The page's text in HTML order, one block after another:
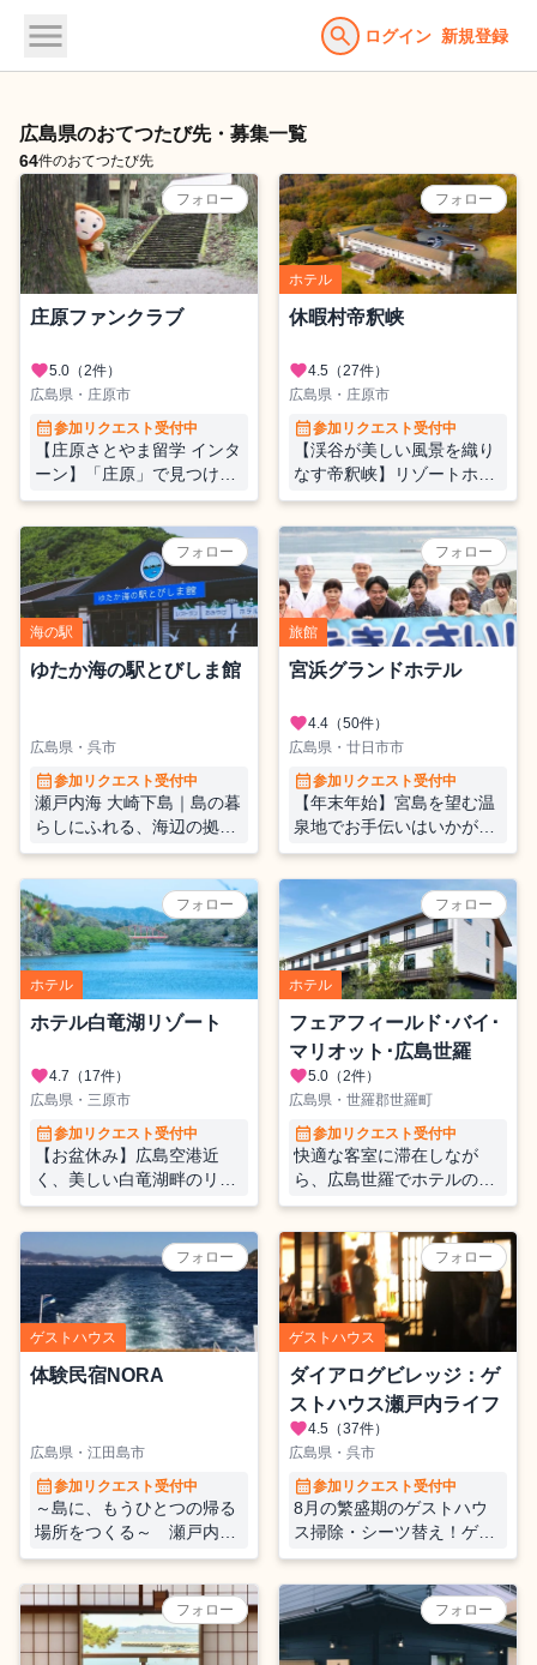
menu search ログイン 新規登録
広島県のおてつたび先・募集一覧
64件のおてつたび先
フォロー
庄原ファンクラブ
favorite5.0 （2件）
広島県・庄原市
calendar_month参加リクエスト受付中
【庄原さとやま留学 インタ
ーン】「庄原」で見つけ、
ひろげよう！あなたの可能
性 ～自分の未来を耕す！庄
原 農業体験～
フォロー
ホテル
休暇村帝釈峡
favorite4.5 （27件）
広島県・庄原市
calendar_month参加リクエスト受付中
【渓谷が美しい風景を織り
なす帝釈峡】リゾートホテ
ル内レストランのホールス
タッフ募集♪
フォロー
海の駅
ゆたか海の駅とびしま館
広島県・呉市
calendar_month参加リクエスト受付中
瀬戸内海 大崎下島｜島の暮
らしにふれる、海辺の拠点
「ゆたか海の駅とびしま
館」で、施設運営全般のお
てつたび 🏝️
フォロー
旅館
宮浜グランドホテル
favorite4.4 （50件）
広島県・廿日市市
calendar_month参加リクエスト受付中
【年末年始】宮島を望む温
泉地でお手伝いはいかがで
しょうか？（調理補助・料
理盛り付けなど）
フォロー
ホテル
ホテル白竜湖リゾート
favorite4.7 （17件）
広島県・三原市
calendar_month参加リクエスト受付中
【お盆休み】広島空港近
く、美しい白竜湖畔のリゾ
ートホテルでのおてつた
び。大浴場に入れます。
フォロー
ホテル
フェアフィールド･バイ･
マリオット･広島世羅
favorite5.0 （2件）
広島県・世羅郡世羅町
calendar_month参加リクエスト受付中
快適な客室に滞在しなが
ら、広島世羅でホテルの清
掃のおてつたび。『Trip
Base 道の駅プロジェク
ト』旅をきっかけとした、
地域活性化の拠点づくりを
支えてみませんか。
フォロー
ゲストハウス
体験民宿NORA
広島県・江田島市
calendar_month参加リクエスト受付中
～島に、もうひとつの帰る
場所をつくる～ 瀬戸内の
離島・江田島で地域とつな
がるおてつたび
フォロー
ゲストハウス
ダイアログビレッジ：ゲ
ストハウス瀬戸内ライフ
favorite4.5 （37件）
広島県・呉市
calendar_month参加リクエスト受付中
8月の繁盛期のゲストハウ
ス掃除・シーツ替え！ゲス
トハウス内での交流も醍醐
味の一つ♪
フォロー フォロー